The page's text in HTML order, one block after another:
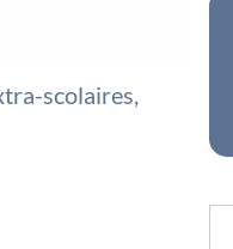
scolaires,